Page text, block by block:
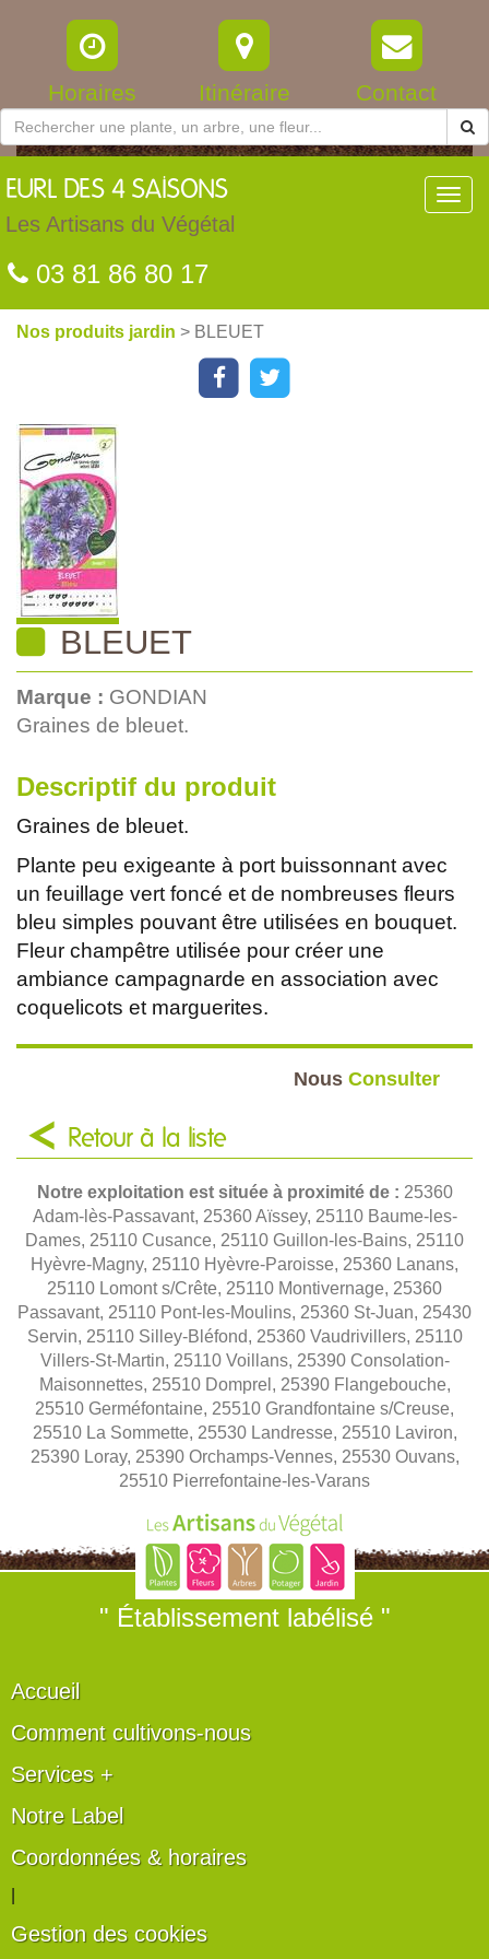
Horaires Itinéraire Contact
EURL DES 4 SAISONS
Les Artisans du Végétal
03 81 86 80 17
Nos produits jardin > BLEUET
BLEUET
Marque : GONDIAN
Graines de bleuet.
Descriptif du produit
Graines de bleuet.
Plante peu exigeante à port buissonnant avec
un feuillage vert foncé et de nombreuses fleurs
bleu simples pouvant être utilisées en bouquet.
Fleur champêtre utilisée pour créer une
ambiance campagnarde en association avec
coquelicots et marguerites.
Nous Consulter
Retour à la liste
Notre exploitation est située à proximité de : 25360
Adam-lès-Passavant, 25360 Aïssey, 25110 Baume-les-
Dames, 25110 Cusance, 25110 Guillon-les-Bains, 25110
Hyèvre-Magny, 25110 Hyèvre-Paroisse, 25360 Lanans,
25110 Lomont s/Crête, 25110 Montivernage, 25360
Passavant, 25110 Pont-les-Moulins, 25360 St-Juan, 25430
Servin, 25110 Silley-Bléfond, 25360 Vaudrivillers, 25110
Villers-St-Martin, 25110 Voillans, 25390 Consolation-
Maisonnettes, 25510 Domprel, 25390 Flangebouche,
25510 Germéfontaine, 25510 Grandfontaine s/Creuse,
25510 La Sommette, 25530 Landresse, 25510 Laviron,
25390 Loray, 25390 Orchamps-Vennes, 25530 Ouvans,
25510 Pierrefontaine-les-Varans
" Établissement labélisé "
Accueil
Comment cultivons-nous
Services +
Notre Label
Coordonnées & horaires
Gestion des cookies